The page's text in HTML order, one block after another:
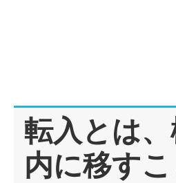
転入とは
内に移すこ